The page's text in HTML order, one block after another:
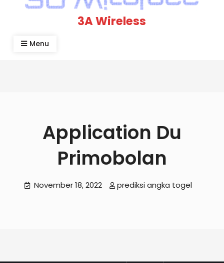
3A Wireless
Menu
Application Du
Primobolan
November 18, 2022 prediksi angka togel